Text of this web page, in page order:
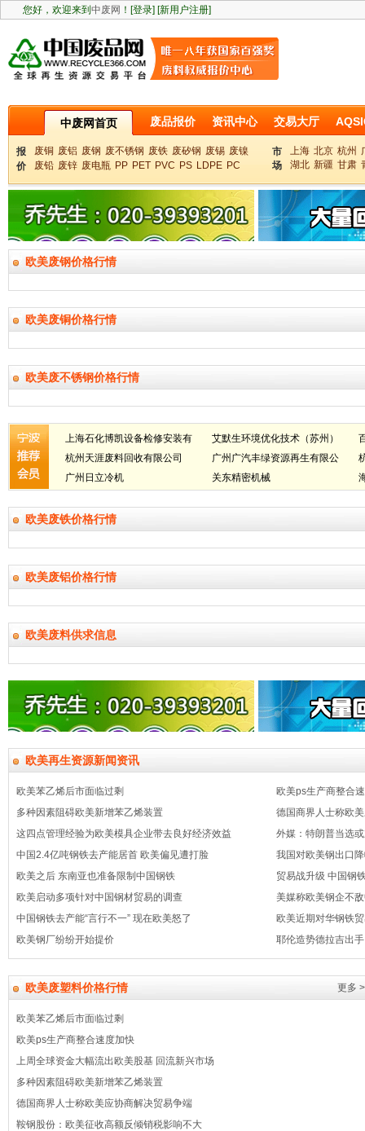
您好，欢迎来到 中废网 ！ [登录] [新用户注册]
中废网首页 废品报价 资讯中心 交易大厅
报
价
废铜 废铝 废钢 废不锈钢 废铁 废矽钢 废锡 废镍
废铅 废锌 废电瓶 PP PET PVC PS LDPE PC
市
场
上海 北京 杭州
湖北 新疆 甘肃
欧美废钢价格行情
欧美废铜价格行情
欧美废不锈钢价格行情
上海石化博凯设备检修安装有
限公司
艾默生环境优化技术（苏州）
有限公司
杭州天涯废料回收有限公司
广州广汽丰绿资源再生有限公
司
广州日立冷机
关东精密机械
欧美废铁价格行情
欧美废铝价格行情
欧美废料供求信息
欧美再生资源新闻资讯
欧美苯乙烯后市面临过剩
欧美ps生产商整合
多种因素阻碍欧美新增苯乙烯装置
德国商界人士称欧
这四点管理经验为欧美模具企业带去良好经济效益
外媒：特朗普当选
中国2.4亿吨钢铁去产能居首 欧美偏见遭打脸
我国对欧美钢出口
欧美之后 东南亚也准备限制中国钢铁
贸易战升级 中国钢
欧美启动多项针对中国钢材贸易的调查
美媒称欧美钢企不
中国钢铁去产能“言行不一” 现在欧美怒了
欧美近期对华钢铁
欧美钢厂纷纷开始提价
耶伦造势德拉吉出
欧美废塑料价格行情 更多
欧美苯乙烯后市面临过剩
欧美ps生产商整合速度加快
上周全球资金大幅流出欧美股基 回流新兴市场
多种因素阻碍欧美新增苯乙烯装置
德国商界人士称欧美应协商解决贸易争端
鞍钢股份：欧美征收高额反倾销税影响不大